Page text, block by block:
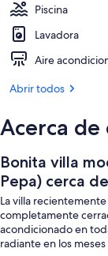
Piscina
Lavadora
Aire
Abrir todos
Acerca
Bonita villa
Pepa) cerca
La villa
completamente
acondicionado en
radiante en los